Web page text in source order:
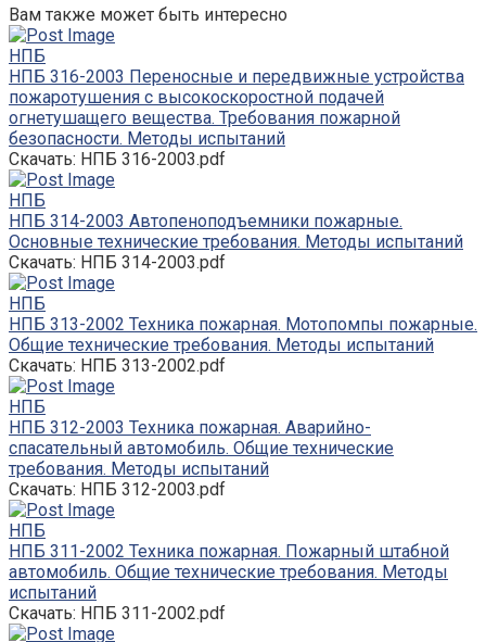
Вам также может быть интересно
НПБ
НПБ 316-2003 Переносные и передвижные устройства
пожаротушения с высокоскоростной подачей
огнетушащего вещества. Требования пожарной
безопасности. Методы испытаний
Скачать: НПБ 316-2003.pdf
НПБ
НПБ 314-2003 Автопеноподъемники пожарные.
Основные технические требования. Методы испытаний
Скачать: НПБ 314-2003.pdf
НПБ
НПБ 313-2002 Техника пожарная. Мотопомпы пожарные.
Общие технические требования. Методы испытаний
Скачать: НПБ 313-2002.pdf
НПБ
НПБ 312-2003 Техника пожарная. Аварийно-
спасательный автомобиль. Общие технические
требования. Методы испытаний
Скачать: НПБ 312-2003.pdf
НПБ
НПБ 311-2002 Техника пожарная. Пожарный штабной
автомобиль. Общие технические требования. Методы
испытаний
Скачать: НПБ 311-2002.pdf